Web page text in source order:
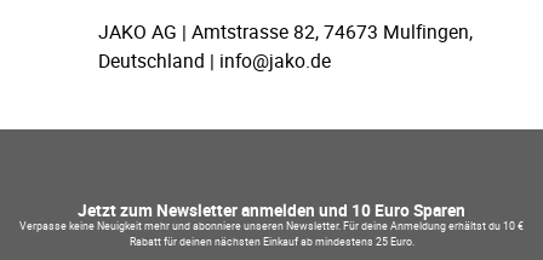
JAKO AG | Amtstrasse 82, 74673 Mulfingen,
Deutschland | info@jako.de
Jetzt zum Newsletter anmelden und 10 Euro Sparen
Verpasse keine Neuigkeit mehr und abonniere unseren Newsletter. Für deine Anmeldung erhältst du 10 €
Rabatt für deinen nächsten Einkauf ab mindestens 25 Euro.